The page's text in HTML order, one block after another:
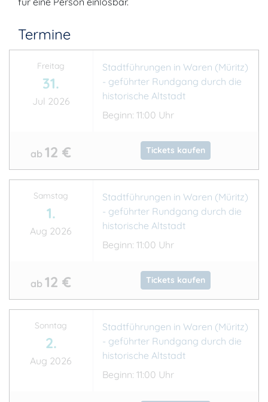
Termine
Freitag
31.
Jul 2026
Stadtführungen in Waren (Müritz)
- geführter Rundgang durch die
historische Altstadt
Beginn: 11:00 Uhr
ab12 € Tickets kaufen
Samstag
1.
Aug 2026
Stadtführungen in Waren (Müritz)
- geführter Rundgang durch die
historische Altstadt
Beginn: 11:00 Uhr
ab12 € Tickets kaufen
Sonntag
2.
Aug 2026
Stadtführungen in Waren (Müritz)
- geführter Rundgang durch die
historische Altstadt
Beginn: 11:00 Uhr